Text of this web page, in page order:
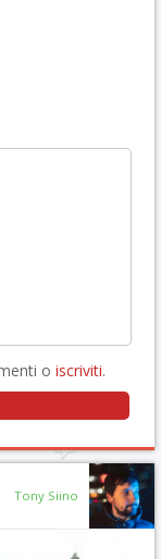
o iscriviti.
Tony Siino